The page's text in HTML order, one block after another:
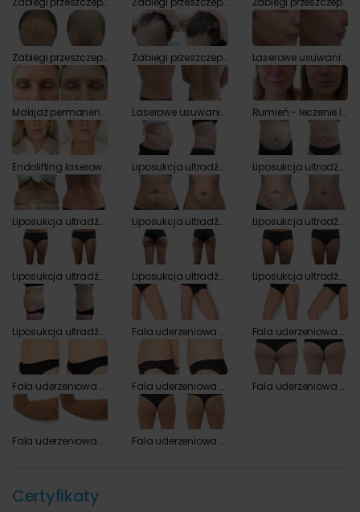
Zabiegi przeszczepiania włosów przed i po zabiegu Zabiegi przeszczepiania włosów przed i po zabiegu Laserowe usuwanie przebarwień skóry przed i po zabiegu
Makijaż permanentny - usuwanie laserem przed i po zabiegu Laserowe usuwanie rozstępów przed i po zabiegu Rumień - leczenie laserem przed i po zabiegu
Endolifting laserowy przed i po zabiegu Liposukcja ultradźwiękowa Vaser Lipo przed i po zabiegu Liposukcja ultradźwiękowa Vaser Lipo przed i po zabiegu
Liposukcja ultradźwiękowa Vaser Lipo przed i po zabiegu Liposukcja ultradźwiękowa Vaser Lipo przed i po zabiegu Liposukcja ultradźwiękowa Vaser Lipo przed i po zabiegu
Liposukcja ultradźwiękowa Vaser Lipo przed i po zabiegu Liposukcja ultradźwiękowa Vaser Lipo przed i po zabiegu Liposukcja ultradźwiękowa Vaser Lipo przed i po zabiegu
Liposukcja ultradźwiękowa Vaser Lipo przed i po zabiegu Fala uderzeniowa w medycynie estetycznej przed i po zabiegu Fala uderzeniowa w medycynie estetycznej przed i po zabiegu
Fala uderzeniowa w medycynie estetycznej przed i po zabiegu Fala uderzeniowa w medycynie estetycznej przed i po zabiegu Fala uderzeniowa w medycynie estetycznej przed i po zabiegu
Fala uderzeniowa w medycynie estetycznej przed i po zabiegu Fala uderzeniowa w medycynie estetycznej przed i po zabiegu
Certyfikaty